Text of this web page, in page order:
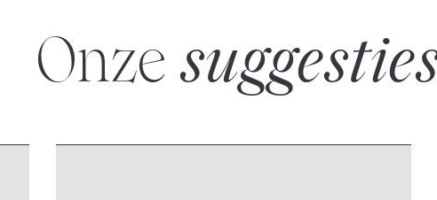
Onze